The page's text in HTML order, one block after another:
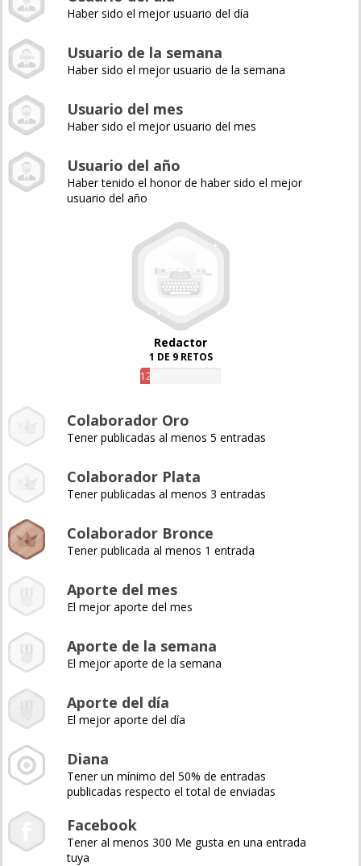
Haber sido el mejor usuario del día
Usuario de la semana
Haber sido el mejor usuario de la semana
Usuario del mes
Haber sido el mejor usuario del mes
Usuario del año
Haber tenido el honor de haber sido el mejor
usuario del año
Redactor
1 DE 9 RETOS
12%
Colaborador Oro
Tener publicadas al menos 5 entradas
Colaborador Plata
Tener publicadas al menos 3 entradas
Colaborador Bronce
Tener publicada al menos 1 entrada
Aporte del mes
El mejor aporte del mes
Aporte de la semana
El mejor aporte de la semana
Aporte del día
El mejor aporte del día
Diana
Tener un mínimo del 50% de entradas
publicadas respecto el total de enviadas
Facebook
Tener al menos 300 Me gusta en una entrada
tuya